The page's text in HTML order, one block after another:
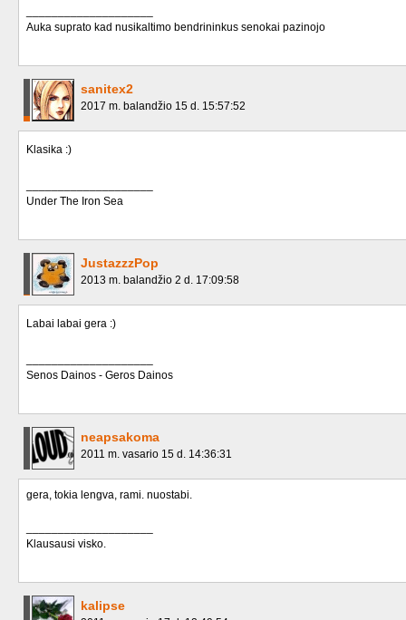
Auka suprato kad nusikaltimo bendrininkus senokai pazinojo
sanitex2
2017 m. balandžio 15 d. 15:57:52
Klasika :)
Under The Iron Sea
JustazzzPop
2013 m. balandžio 2 d. 17:09:58
Labai labai gera :)
Senos Dainos - Geros Dainos
neapsakoma
2011 m. vasario 15 d. 14:36:31
gera, tokia lengva, rami. nuostabi.
Klausausi visko.
kalipse